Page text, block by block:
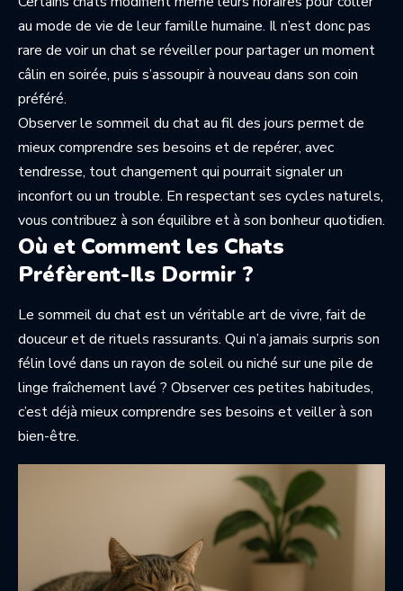
au mode de vie de leur famille humaine. Il n’est donc pas
rare de voir un chat se réveiller pour partager un moment
câlin en soirée, puis s’assoupir à nouveau dans son coin
préféré.
Observer le sommeil du chat au fil des jours permet de
mieux comprendre ses besoins et de repérer, avec
tendresse, tout changement qui pourrait signaler un
inconfort ou un trouble. En respectant ses cycles naturels,
vous contribuez à son équilibre et à son bonheur quotidien.
Où et Comment les Chats
Préfèrent-Ils Dormir ?
Le sommeil du chat est un véritable art de vivre, fait de
douceur et de rituels rassurants. Qui n’a jamais surpris son
félin lové dans un rayon de soleil ou niché sur une pile de
linge fraîchement lavé ? Observer ces petites habitudes,
c’est déjà mieux comprendre ses besoins et veiller à son
bien-être.